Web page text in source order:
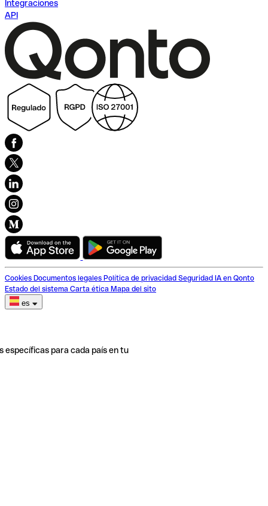
Integraciones
API
Cookies Documentos legales Política de privacidad Seguridad IA en Qonto
Estado del sistema Carta ética Mapa del sito
es
específicas para cada país en tu